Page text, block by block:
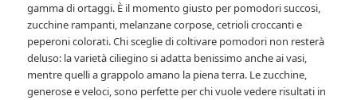
gamma di ortaggi. È il momento giusto per pomodori succosi,
zucchine rampanti, melanzane corpose, cetrioli croccanti e
peperoni colorati. Chi sceglie di coltivare pomodori non resterà
deluso: la varietà ciliegino si adatta benissimo anche ai vasi,
mentre quelli a grappolo amano la piena terra. Le zucchine,
generose e veloci, sono perfette per chi vuole vedere risultati in